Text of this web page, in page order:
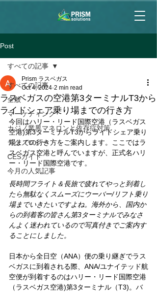
Post
すべての記事
全般
マーケティング
カジノ業界マネロンと依存症対策
テクノロジー
CESガイド
今月の人気記事
すべての記事
ラスベガスの空港第3ターミナルT3から
ライドシェア乗り場までの行き方
Prism ラスベガス
Oct 4, 2024 2 min read
今回はハリー・リード国際空港（ラスベガス
空港)第3ターミナルT3からライドシェア乗り
場までの行き方をご案内します。ここではラ
スベガス空港と呼んでいますが、正式名ハリ
ー・リード国際空港です。
長時間フライト＆長旅で疲れてやっと到着し
たら無駄なくスムーズにウーバー/リフト乗り
場までいきたいですよね。海外から、国内か
らの到着客の皆さん第3ターミナルでみなさ
んよく迷われているので写真付きでご案内す
ることにしました。
日本から全日空（ANA）便の乗り継ぎでラス
ベガスに到着される際、ANA/ユナイテッド航
空便が到着するのはハリー・リード国際空港
（ラスベガス空港)第3ターミナル（T3)。バ